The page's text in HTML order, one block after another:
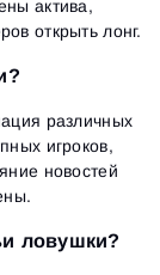
актива,
открыть лонг.
различных
игроков,
новостей
ловушки?